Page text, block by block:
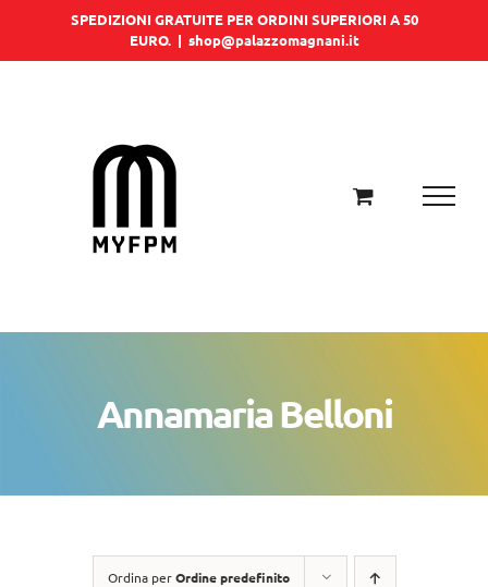
SPEDIZIONI GRATUITE PER ORDINI SUPERIORI A 50
EURO. | shop@palazzomagnani.it
Annamaria Belloni
Ordina perOrdine predefinito